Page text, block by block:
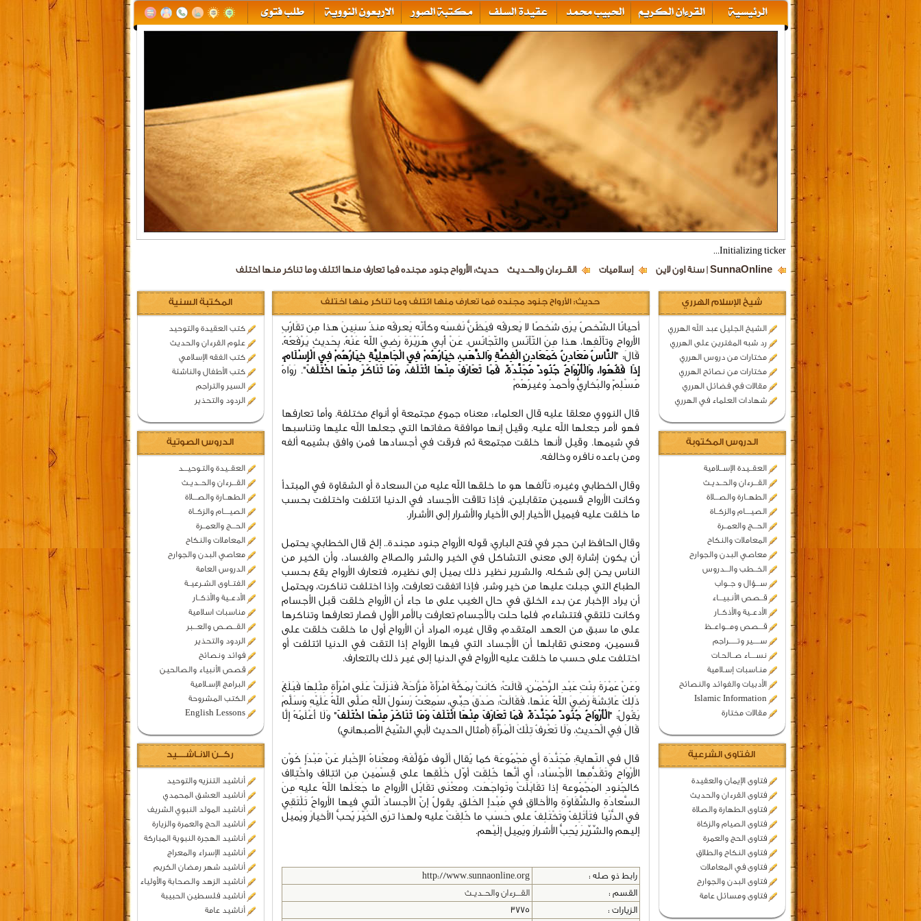
Initializing ticker...
SunnaOnline | سنة اون لاين إسلاميات القـــرءان والحــديـث حديث: الأرواح جنود مجنده فما تعارف منها ائتلف وما تناكر منها اختلف
شيخ الإسلام الهرري
الشيخ الجليل عبد الله الهرري
رد شبه المفترين على الهرري
مختارات من دروس الهرري
مختارات من نصائح الهرري
مقالات في فضائل الهرري
شهادات العلماء في الهرري
الدروس المكتوبة
العقــيدة الإســلامية
القـــرءان والحــديـث
الطهــارة والصـــلاة
الصيــــام والزكــاة
الحـــج والعمــرة
المعاملات والنكاح
معاصي البدن والجوارح
الخــطب والـــدروس
ســـؤال و جــواب
قــصص الأنـبيـــاء
الأدعــية والأذكــار
قـــصص ومـــواعــظ
ســـــير وتــــــراجم
نســــاء صــالحـات
منـاسبات إسـلامية
الأدبيات والفوائد والنصائح
Islamic Information
مقالات مختارة
الفتاوى الشرعية
فتاوى الإيمان والعقيدة
فتاوى القرءان والحديث
فتاوى الطهارة والصلاة
فتاوى الصيام والزكاة
فتاوى الحج والعمرة
فتاوى النكاح والطلاق
فتاوى في المعاملات
فتاوى البدن والجوارح
فتاوى ومسائل عامة
المكتبة السنية
كتب العقيدة والتوحيد
علوم القرءان والحديث
كتب الفقه الإسلامي
كتب الأطفال والناشئة
السير والتراجم
الردود والتحذير
الدروس الصوتية
العقــيدة والتـوحيـــد
القـــرءان والحــديـث
الطهــارة والصـــلاة
الصيــــام والزكــاة
الحـــج والعمــرة
المعاملات والنكاح
معاصي البدن والجوارح
الدروس العامة
الفتــاوى الشـرعيــة
الأدعــية والأذكــار
مناسبات اسلامية
القــصـص والعـــبر
الردود والتحذير
فوائد ونصائح
قصص الأنبياء والصالحين
البرامج الإسـلامية
الكتب المشروحة
English Lessons
ركــن الانـاشــــيد
أناشيد التنزيه والتوحيد
أناشيد العشق المحمدي
أناشيد المولد النبوي الشريف
أناشيد الحج والعمرة والزيارة
أناشيد الهجرة النبوية المباركة
أناشيد الإسراء والمعراج
أناشيد شهر رمضان الكريم
أناشيد الزهد والصحابة والأولياء
أناشيد فلسطين الحبيبة
أناشيد عامة
حديث: الأرواح جنود مجنده فما تعارف منها ائتلف وما تناكر منها اختلف
أحيانًا الشّخصُ يرَى شَخصًا لا يَعرفُه فيَظُنُّ نَفسَه وكأَنّه يَعرفُه منذُ سنِينَ هذا مِن تقَارُبِ
الأرواح وتآلُفِها، هذا مِنَ التّآنُسِ والتّجَانُس. عَنْ أَبِي هُرَيْرَةَ رَضِيَ اللهُ عَنْهُ، بِحَدِيثٍ يَرْفَعُهُ،
قَالَ: " النَّاسُ مَعَادِنُ كَمَعَادِنِ الْفِضَّةِ وَالذَّهَبِ، خِيَارُهُمْ فِي الْجَاهِلِيَّةِ خِيَارُهُمْ فِي الْإِسْلَامِ،
إِذَا فَقُهُوا، وَالْأَرْوَاحُ جُنُودٌ مُجَنَّدَةٌ، فَمَا تَعَارَفَ مِنْهَا ائْتَلَفَ، وَمَا تَنَاكَرَ مِنْهَا اخْتَلَفَ". رَوَاهُ
مُسْلِمٌ والبُخارِيُّ وأحمدُ وغيرُهُمْ
قال النووي معلقا عليه قال العلماء: معناه جموع مجتمعة أو أنواع مختلفة. وأما تعارفها
فهو لأمر جعلها الله عليه. وقيل إنها موافقة صفاتها التي جعلها الله عليها وتناسبها
في شيمها. وقيل لأنها خلقت مجتمعة ثم فرقت في أجسادها فمن وافق بشيمه ألفه
ومن باعده نافره وخالفه.
وقال الخطابي وغيره: تآلفها هو ما خلقها الله عليه من السعادة أو الشقاوة في المبتدأ
وكانت الأرواح قسمين متقابلين، فإذا تلاقت الأجساد في الدنيا ائتلفت واختلفت بحسب
ما خلقت عليه فيميل الأخيار إلى الأخيار والأشرار إلى الأشرار.
وقال الحافظ ابن حجر في فتح الباري: قوله الأرواح جنود مجندة.. إلخ قال الخطابي: يحتمل
أن يكون إشارة إلى معنى التشاكل في الخير والشر والصلاح والفساد، وأن الخير من
الناس يحن إلى شكله، والشرير نظير ذلك يميل إلى نظيره، فتعارف الأرواح يقع بحسب
الطباع التي جبلت عليها من خير وشر، فإذا اتفقت تعارفت، وإذا اختلفت تناكرت، ويحتمل
أن يراد الإخبار عن بدء الخلق في حال الغيب على ما جاء أن الأرواح خلقت قبل الأجسام
وكانت تلتقي فتتشاءم، فلما حلت بالأجسام تعارفت بالأمر الأول فصار تعارفها وتناكرها
على ما سبق من العهد المتقدم، وقال غيره: المراد أن الأرواح أول ما خلقت خلقت على
قسمين، ومعنى تقابلها أن الأجساد التي فيها الأرواح إذا التقت في الدنيا ائتلفت أو
اختلفت على حسب ما خلقت عليه الأرواح في الدنيا إلى غير ذلك بالتعارف.
وَعَنْ عَمْرَةَ بِنْتِ عَبْدِ الرَّحْمَـٰنِ، قَالَتْ: كَانَتْ بِمَكَّةَ امْرَأَةٌ مَزَّاحَةٌ، فَنَزَلَتْ عَلَى امْرَأَةٍ مِثْلِهَا فَبَلَغَ
ذَلِكَ عَائِشَةَ رَضِيَ اللهُ عَنْها، فَقَالَتْ: صَدَقَ حِبِّي، سَمِعْتُ رَسُولَ اللهِ صَلَّى اللهُ عَلَيْهِ وَسَلَّمَ
يَقُولُ: " الْأَرْوَاحُ جُنُودٌ مُجَنَّدَةٌ، فَمَا تَعَارَفَ مِنْهَا ائْتَلَفَ وَمَا تَنَاكَرَ مِنْهَا اخْتَلَفَ" وَلَا أَعْلَمُهُ إِلَّا
قَالَ فِي الْحَدِيثِ، وَلَا تَعْرِفُ تِلْكَ الْمَرْأَةِ (أمثال الحديث لأبي الشّيخ الأصبهاني)
قال في النّهايةِ: مُجَنَّدَة أي مَجْمُوعَة كما يُقال ألُوف مُؤلَّفَة؛ ومعْناهُ الإِخْبار عَنْ مَبْدَإِ كَوْن
الأرْوَاح وتَقَدُّمِها الأجْسَاد: أي أنَّها خُلِقَت أوّل خَلْقِها على قِسْمَين مِن ائتِلاف واخْتِلاف
كالجُنودِ المَجْمُوعة إذا تقَابَلَتْ وتَواجَهَت. ومعْنَى تقَابُل الأرواح ما جَعَلَها اللهُ عليه مِنَ
السَّعادَةِ والشَّقَاوَةِ والأخلاقِ في مَبْدإِ الخَلقِ. يقولُ إنّ الأجسادَ الَّتي فيها الأرواحُ تَلْتَقِي
في الدُّنْيا فتَأتَلِفُ وتَخْتَلِفُ على حَسَب ما خُلِقَتْ عليه ولهذا ترَى الخَيّرَ يُحبُّ الأخيارَ ويَميل
إليهم والشِّرِّيرَ يُحِبُّ الأشرارَ ويَمِيل إلَيْهم.
رابط ذو صله :
http://www.sunnaonline.org
القسم :
القـــرءان والحــديـث
الزيارات :
3775